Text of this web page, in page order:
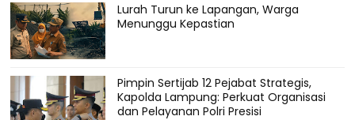
Lurah Turun ke Lapangan, Warga
Menunggu Kepastian
Pimpin Sertijab 12 Pejabat Strategis,
Kapolda Lampung: Perkuat Organisasi
dan Pelayanan Polri Presisi